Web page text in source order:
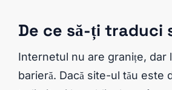
De ce să-ți traduci
Internetul nu are granițe, dar
barieră. Dacă site-ul tău este